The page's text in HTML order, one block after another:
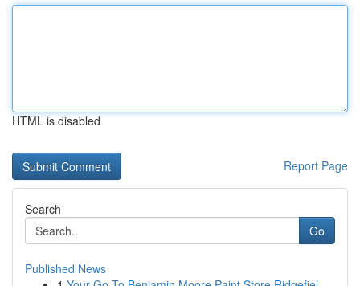
HTML is disabled
Report Page
Search
Go
Published News